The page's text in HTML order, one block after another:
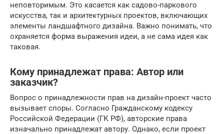
неповторимым. Это касается как садово-паркового
искусства, так и архитектурных проектов, включающих
элементы ландшафтного дизайна. Важно понимать, что
охраняется форма выражения идеи, а не сама идея как
таковая.
Кому принадлежат права: Автор или
заказчик?
Вопрос о принадлежности прав на дизайн-проект часто
вызывает споры. Согласно Гражданскому кодексу
Российской Федерации (ГК РФ), авторские права
изначально принадлежат автору. Однако, если проект